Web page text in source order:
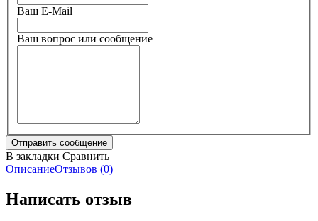
Ваш E-Mail
Ваш вопрос или сообщение
В закладки Сравнить
ОписаниеОтзывов (0)
Написать отзыв